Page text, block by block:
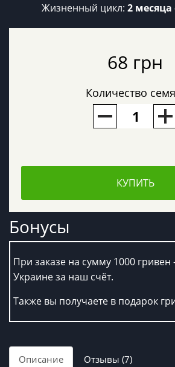
Жизненный цикл: 2 месяца
68 грн
Количество
КУПИТЬ
Бонусы
При заказе на сумму 1000 гривен
Украине за наш счёт.
Также вы получаете в подарок
Описание Отзывы (7)